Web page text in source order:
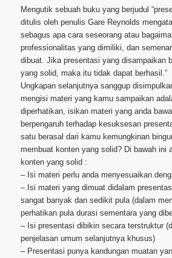
Mengutik sebuah buku yang berjudul
ditulis oleh penulis Gare Reynolds
sebagus apa cara seseorang atau
professionalitas yang dimiliki, dan
dibuat. Jika presentasi yang disampaikan
yang solid, maka itu tidak dapat berhasil.”
Ungkapan selanjutnya sanggup
mengisi materi yang kamu sampaikan
diperhatikan, isikan materi yang anda
berpengaruh terhadap kesuksesan
satu berasal dari kamu kemungkinan
membuat konten yang solid? Di bawah ini
konten yang solid :
– Isi materi perlu anda menyesuaikan
– Isi materi yang dimuat didalam
sangat banyak dan sedikit pula (dalam
perhatikan pula durasi sementara yang
– Isi presentasi dibikin secara terstruktur
penjelasan umum selanjutnya khusus)
– Presentasi punya kandungan muatan